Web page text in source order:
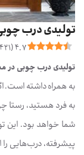
تولیدی درب
4.7
(
421
تولیدی درب چوبی در
به همراه داشته است.
به فرد هستید، رستا
شما خواهد بود. این
پیشرفته، درب‌هایی را